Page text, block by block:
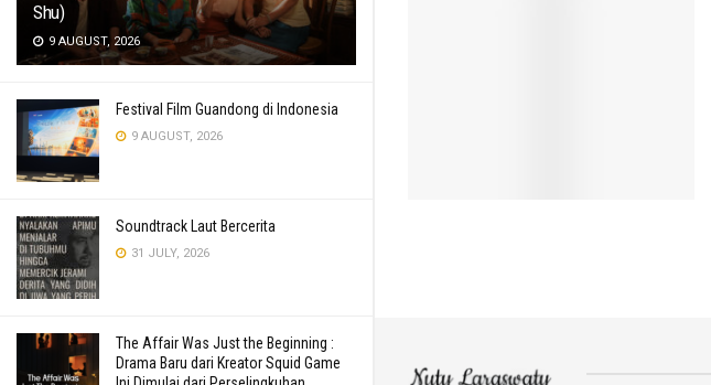
Shu)
9 AUGUST, 2026
Festival Film Guandong di Indonesia
9 AUGUST, 2026
Soundtrack Laut Bercerita
31 JULY, 2026
The Affair Was Just the Beginning :
Drama Baru dari Kreator Squid Game